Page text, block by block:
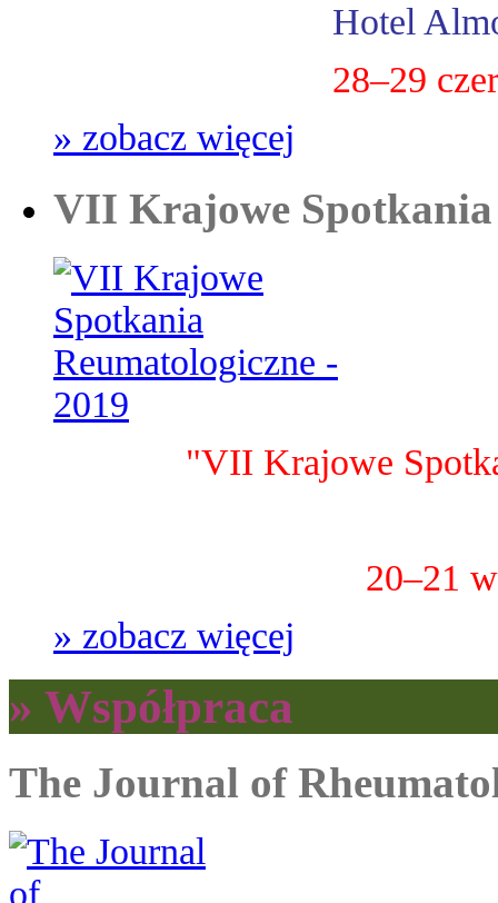
Hotel
28–29
» zobacz więcej
VII Krajowe Spotkania
"VII Krajowe
20–21
» zobacz więcej
» Współpraca
The Journal of